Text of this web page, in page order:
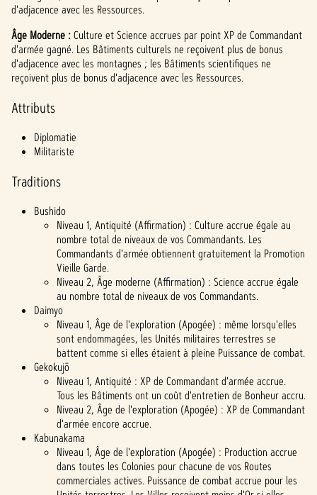
confi
denti
alité
YouTu
le
trans
de
ées
vers
de
e.
d'adjacence avec les Ressources.
Âge Moderne :Culture et Science accrues par point XP de Commandant
d'armée gagné. Les Bâtiments culturels ne reçoivent plus de bonus
d'adjacence avec les montagnes ; les Bâtiments scientifiques ne
reçoivent plus de bonus d'adjacence avec les Ressources.
Attributs
Diplomatie
Militariste
Traditions
Bushido
Niveau 1, Antiquité (Affirmation) : Culture accrue égale au
nombre total de niveaux de vos Commandants. Les
Commandants d'armée obtiennent gratuitement la Promotion
Vieille Garde.
Niveau 2, Âge moderne (Affirmation) : Science accrue égale
au nombre total de niveaux de vos Commandants.
Daimyo
Niveau 1, Âge de l'exploration (Apogée) : même lorsqu'elles
sont endommagées, les Unités militaires terrestres se
battent comme si elles étaient à pleine Puissance de combat.
Gekokujō
Niveau 1, Antiquité : XP de Commandant d'armée accrue.
Tous les Bâtiments ont un coût d'entretien de Bonheur accru.
Niveau 2, Âge de l'exploration (Apogée) : XP de Commandant
d'armée encore accrue.
Kabunakama
Niveau 1, Âge de l'exploration (Apogée) : Production accrue
dans toutes les Colonies pour chacune de vos Routes
commerciales actives. Puissance de combat accrue pour les